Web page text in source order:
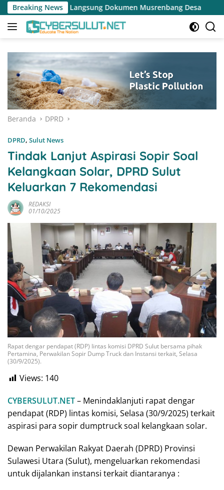
Langsung
ke
konten
Breaking News
Musrenbang Desa Pemerintah Desa Kalasey
Beranda DPRD
DPRD, Sulut News
Tindak Lanjut Aspirasi Sopir Soal
Kelangkaan Solar, DPRD Sulut
Keluarkan 7 Rekomendasi
REDAKSI
01/10/2025
Rapat dengar pendapat (RDP) lintas komisi DPRD Sulut bersama pihak
Pertamina, Perwakilan Sopir Dump Truck dan Instansi terkait, Selasa
(30/9/2025).
Views: 140
CYBERSULUT.NET– Menindaklanjuti rapat dengar
pendapat (RDP) lintas komisi, Selasa (30/9/2025) terkait
aspirasi para sopir dumptruck soal kelangkaan solar.
Dewan Perwakilan Rakyat Daerah (DPRD) Provinsi
Sulawesi Utara (Sulut), mengeluarkan rekomendasi
untuk dijalankan instansi terkait diantaranya :